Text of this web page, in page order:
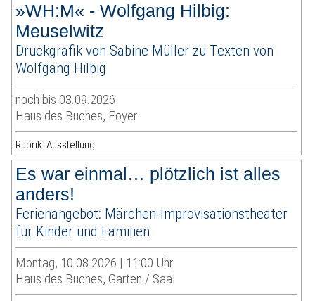
»WH:M« - Wolfgang Hilbig:
Meuselwitz
Druckgrafik von Sabine Müller zu Texten von
Wolfgang Hilbig
noch bis 03.09.2026
Haus des Buches, Foyer
Rubrik: Ausstellung
Es war einmal… plötzlich ist alles
anders!
Ferienangebot: Märchen-Improvisationstheater
für Kinder und Familien
Montag, 10.08.2026 | 11:00 Uhr
Haus des Buches, Garten / Saal